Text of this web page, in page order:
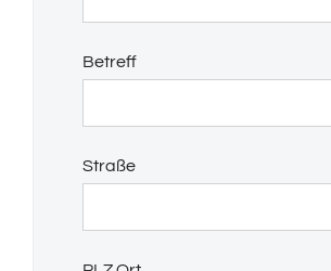
Betreff
Straße